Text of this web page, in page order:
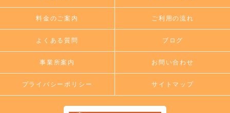
料金のご案内 ご利用の流れ
よくある質問 ブログ
事業所案内 お問い合わせ
プライバシーポリシー サイトマップ